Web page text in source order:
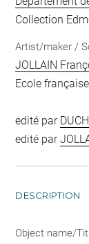
Collection
Artist/maker /
JOLLAIN
Ecole française
edité par
edité par
DESCRIPTION
Object name/